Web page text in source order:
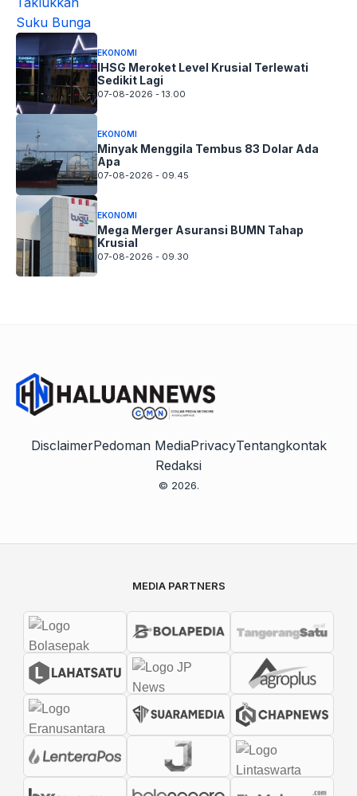
EKONOMI
IHSG Meroket Level Krusial Terlewati
Sedikit Lagi
07-08-2026 - 13.00
EKONOMI
Minyak Menggila Tembus 83 Dolar Ada
Apa
07-08-2026 - 09.45
EKONOMI
Mega Merger Asuransi BUMN Tahap
Krusial
07-08-2026 - 09.30
DisclaimerPedoman MediaPrivacyTentangkontak
Redaksi
© 2026.
MEDIA PARTNERS